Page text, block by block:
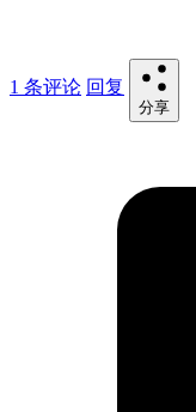
1 条评论 回复
分享